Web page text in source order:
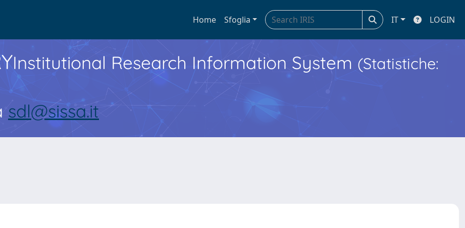
Home Sfoglia IT LOGIN
Institutional Research Information System (Statistiche:
sdl@sissa.it